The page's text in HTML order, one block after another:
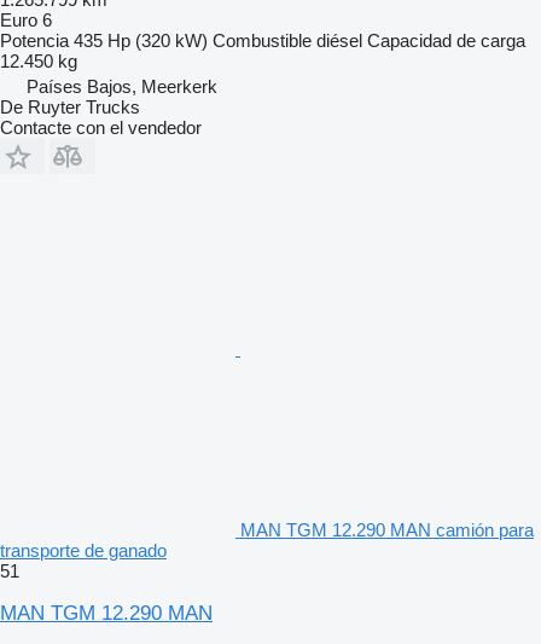
Euro 6
Potencia 435 Hp (320 kW) Combustible diésel Capacidad de carga
12.450 kg
Países Bajos, Meerkerk
De Ruyter Trucks
Contacte con el vendedor
MAN TGM 12.290 MAN camión para
transporte de ganado
51
MAN TGM 12.290 MAN